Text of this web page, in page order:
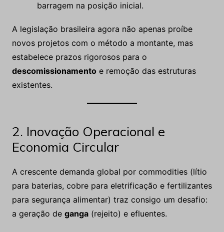
barragem na posição inicial.
A legislação brasileira agora não apenas proíbe
novos projetos com o método a montante, mas
estabelece prazos rigorosos para o
descomissionamentoe remoção das estruturas
existentes.
2. Inovação Operacional e
Economia Circular
A crescente demanda global por commodities (lítio
para baterias, cobre para eletrificação e fertilizantes
para segurança alimentar) traz consigo um desafio:
a geração de ganga(rejeito) e efluentes.